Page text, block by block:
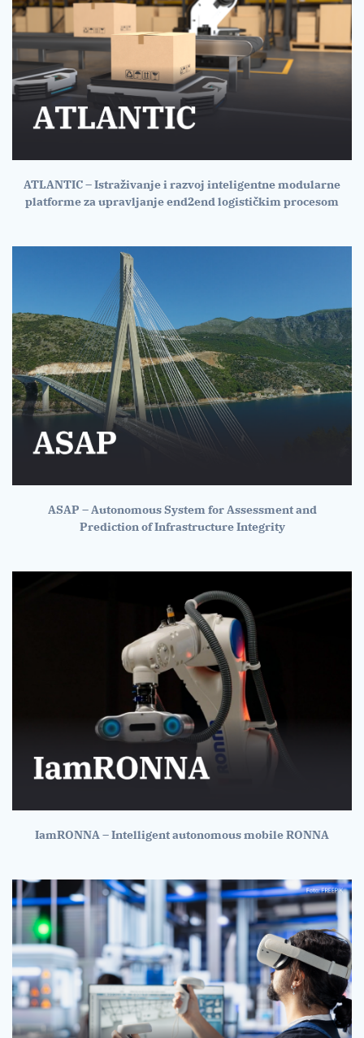
ATLANTIC – Istraživanje i razvoj inteligentne modularne
platforme za upravljanje end2end logističkim procesom
ASAP – Autonomous System for Assessment and
Prediction of Infrastructure Integrity
IamRONNA – Intelligent autonomous mobile RONNA